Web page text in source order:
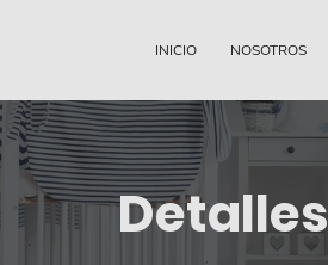
INICIO NOSOTROS